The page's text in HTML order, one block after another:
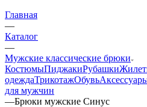
Главная
—
Каталог
—
Мужские классические брюки
КостюмыПиджакиРубашки
одеждаТрикотажОбувь
для мужчин
—Брюки мужские Синус